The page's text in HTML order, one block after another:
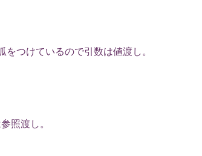
をつけているので引数は値渡し。
照渡し。